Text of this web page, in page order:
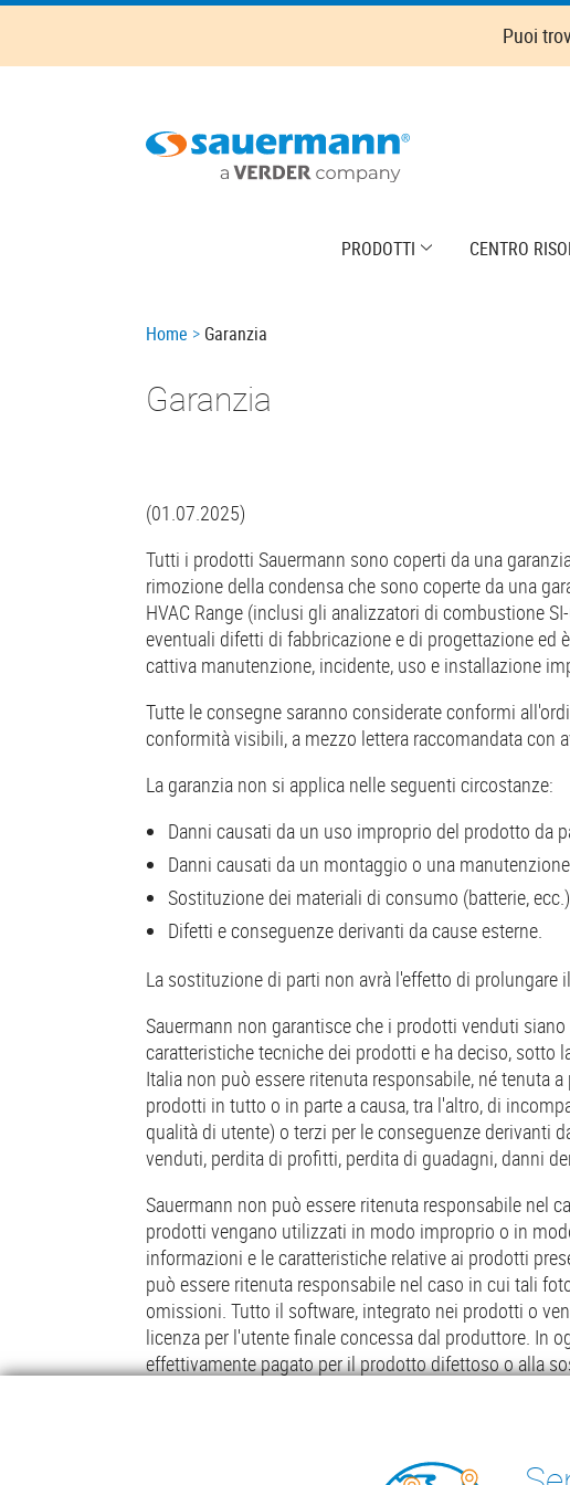
Skip
main
Puoi
PRODOTTI CENTRO
Breadcrumb
Home Garanzia
Garanzia
(01.07.2025)
Tutti i prodotti Sauermann sono coperti da una
rimozione della condensa che sono coperte da una
HVAC Range (inclusi gli analizzatori di combustione
eventuali difetti di fabbricazione e di progettazione ed
cattiva manutenzione, incidente, uso e installazione
Tutte le consegne saranno considerate conformi
conformità visibili, a mezzo lettera raccomandata con
La garanzia non si applica nelle seguenti circostanze:
Danni causati da un uso improprio del prodotto da
Danni causati da un montaggio o una
Sostituzione dei materiali di consumo (batterie,
Difetti e conseguenze derivanti da cause esterne.
La sostituzione di parti non avrà l'effetto di prolungare
Sauermann non garantisce che i prodotti venduti
caratteristiche tecniche dei prodotti e ha deciso, sotto
Italia non può essere ritenuta responsabile, né tenuta
prodotti in tutto o in parte a causa, tra l'altro, di
qualità di utente) o terzi per le conseguenze derivanti
venduti, perdita di profitti, perdita di guadagni, danni
Sauermann non può essere ritenuta responsabile nel
prodotti vengano utilizzati in modo improprio o in
informazioni e le caratteristiche relative ai prodotti
può essere ritenuta responsabile nel caso in cui tali
omissioni. Tutto il software, integrato nei prodotti o
licenza per l'utente finale concessa dal produttore. In
effettivamente pagato per il prodotto difettoso o alla
POMPE DI